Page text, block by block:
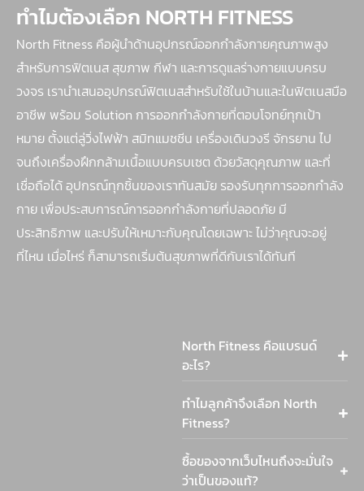
ทำไมต้องเลือก NORTH FITNESS
North Fitness คือผู้นำด้านอุปกรณ์ออกกำลังกายคุณภาพสูง
สำหรับการฟิตเนส สุขภาพ กีฬา และการดูแลร่างกายแบบครบ
วงจร เรานำเสนออุปกรณ์ฟิตเนสสำหรับใช้ในบ้านและในฟิตเนสมือ
อาชีพ พร้อม Solution การออกกำลังกายที่ตอบโจทย์ทุกเป้า
หมาย ตั้งแต่ลู่วิ่งไฟฟ้า สมิทแมชชีน เครื่องเดินวงรี จักรยาน ไป
จนถึงเครื่องฝึกกล้ามเนื้อแบบครบเซต ด้วยวัสดุคุณภาพ และที่
เชื่อถือได้ อุปกรณ์ทุกชิ้นของเราทันสมัย รองรับทุกการออกกำลัง
กาย เพื่อประสบการณ์การออกกำลังกายที่ปลอดภัย มี
ประสิทธิภาพ และปรับให้เหมาะกับคุณโดยเฉพาะ ไม่ว่าคุณจะอยู่
ที่ไหน เมื่อไหร่ ก็สามารถเริ่มต้นสุขภาพที่ดีกับเราได้ทันที
North Fitness คือแบรนด์
อะไร?
ทำไมลูกค้าจึงเลือก North
Fitness?
ซื้อของจากเว็บไหนถึงจะมั่นใจ
ว่าเป็นของแท้?